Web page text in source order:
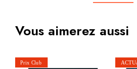
Vous aimerez aussi